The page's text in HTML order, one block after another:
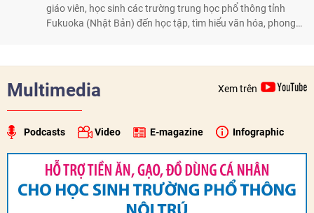
giáo viên, học sinh các trường trung học phổ thông tỉnh
Fukuoka (Nhật Bản) đến học tập, tìm hiểu văn hóa, phong
Multimedia Xem trên
Podcasts Video E-magazine Infographic